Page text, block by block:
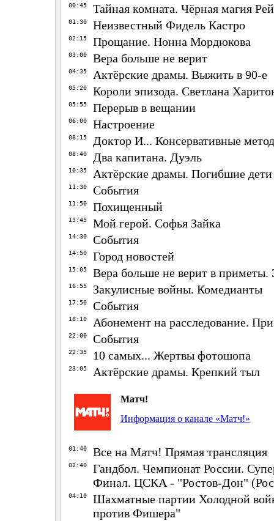
00:45 Тайная комната. Чёрная магия
01:30 Неизвестный Фидель Кастро
02:15 Прощание. Нонна Мордюкова
03:00 Вера больше не верит
04:35 Актёрские драмы. Выжить в 90-е
05:20 Короли эпизода. Светлана
05:55 Перерыв в вещании
06:00 Настроение
08:15 Доктор И... Консервативные
08:40 Два капитана. Дуэль
10:35 Актёрские драмы. Погибшие дети
11:30 События
11:50 Похищенный
13:45 Мой герой. Софья Зайка
14:30 События
14:50 Город новостей
15:05 Вера больше не верит в приметы.
16:55 Закулисные войны. Комедианты
17:50 События
18:10 Абонемент на расследование.
22:00 События
22:35 10 самых... Жертвы фотошопа
23:05 Актёрские драмы. Крепкий тыл
Матч!
Информация о канале «Матч!»
01:40 Все на Матч! Прямая трансляция
02:40
Гандбол. Чемпионат России.
Финал. ЦСКА - "Ростов-Дон"
04:10
Шахматные партии Холодной
против Фишера"